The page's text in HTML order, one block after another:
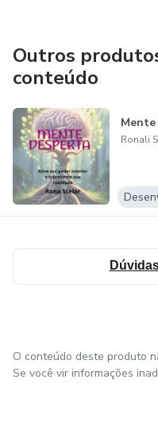
Outros
conteúdo
Ronali
O conteúdo deste produto
Se você vir informações